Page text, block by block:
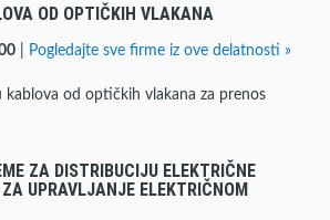
OD OPTIČKIH VLAKANA
Pogledajte sve firme iz ove delatnosti »
od optičkih vlakana za prenos
ZA DISTRIBUCIJU ELEKTRIČNE
ZA UPRAVLJANJE ELEKTRIČNOM